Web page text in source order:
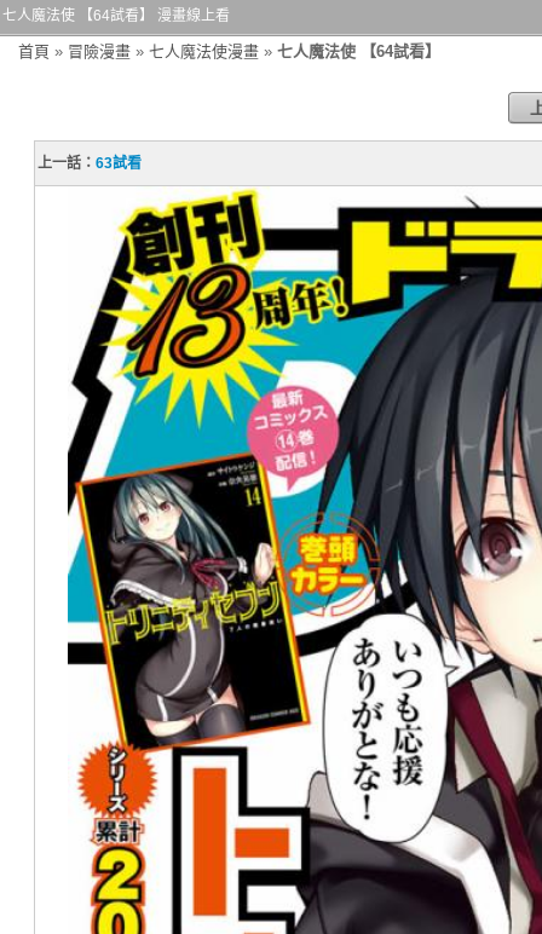
七人魔法使 【64試看】 漫畫線上看
首頁 » 冒險漫畫 » 七人魔法使漫畫 » 七人魔法使 【64試看】
上一話：63試看